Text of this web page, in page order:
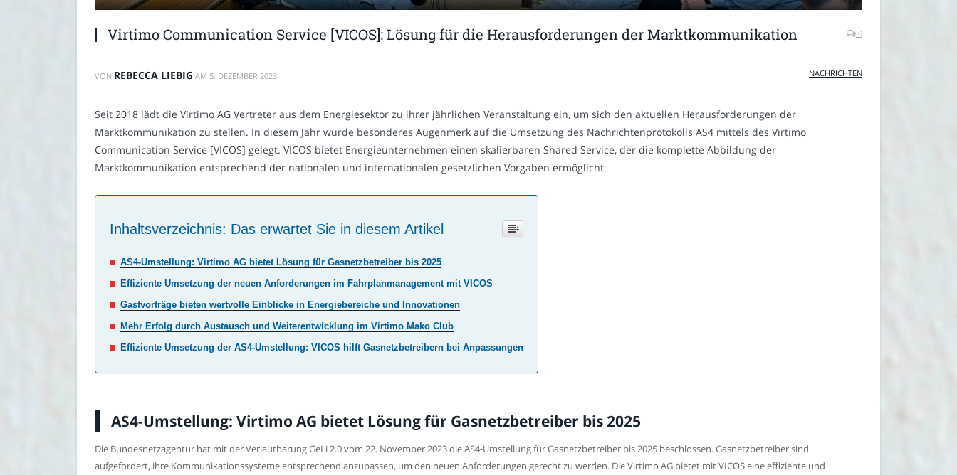
Virtimo Communication Service [VICOS]: Lösung für die Herausforderungen der Marktkommunikation 0
VON REBECCA LIEBIG AM 5. DEZEMBER 2023 NACHRICHTEN
Seit 2018 lädt die Virtimo AG Vertreter aus dem Energiesektor zu ihrer jährlichen Veranstaltung ein, um sich den aktuellen Herausforderungen der
Marktkommunikation zu stellen. In diesem Jahr wurde besonderes Augenmerk auf die Umsetzung des Nachrichtenprotokolls AS4 mittels des Virtimo
Communication Service [VICOS] gelegt. VICOS bietet Energieunternehmen einen skalierbaren Shared Service, der die komplette Abbildung der
Marktkommunikation entsprechend der nationalen und internationalen gesetzlichen Vorgaben ermöglicht.
Inhaltsverzeichnis: Das erwartet Sie in diesem Artikel
AS4-Umstellung: Virtimo AG bietet Lösung für Gasnetzbetreiber bis 2025
Effiziente Umsetzung der neuen Anforderungen im Fahrplanmanagement mit VICOS
Gastvorträge bieten wertvolle Einblicke in Energiebereiche und Innovationen
Mehr Erfolg durch Austausch und Weiterentwicklung im Virtimo Mako Club
Effiziente Umsetzung der AS4-Umstellung: VICOS hilft Gasnetzbetreibern bei Anpassungen
AS4-Umstellung: Virtimo AG bietet Lösung für Gasnetzbetreiber bis 2025
Die Bundesnetzagentur hat mit der Verlautbarung GeLi 2.0 vom 22. November 2023 die AS4-Umstellung für Gasnetzbetreiber bis 2025 beschlossen. Gasnetzbetreiber sind
aufgefordert, ihre Kommunikationssysteme entsprechend anzupassen, um den neuen Anforderungen gerecht zu werden. Die Virtimo AG bietet mit VICOS eine effiziente und